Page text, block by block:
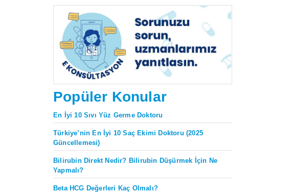
Popüler Konular
En İyi 10 Sıvı Yüz Germe Doktoru
Türkiye’nin En İyi 10 Saç Ekimi Doktoru (2025
Güncellemesi)
Bilirubin Direkt Nedir? Bilirubin Düşürmek İçin Ne
Yapmalı?
Beta HCG Değerleri Kaç Olmalı?